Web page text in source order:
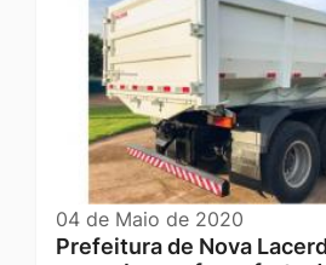
04 de Maio de 2020
Prefeitura de Nova